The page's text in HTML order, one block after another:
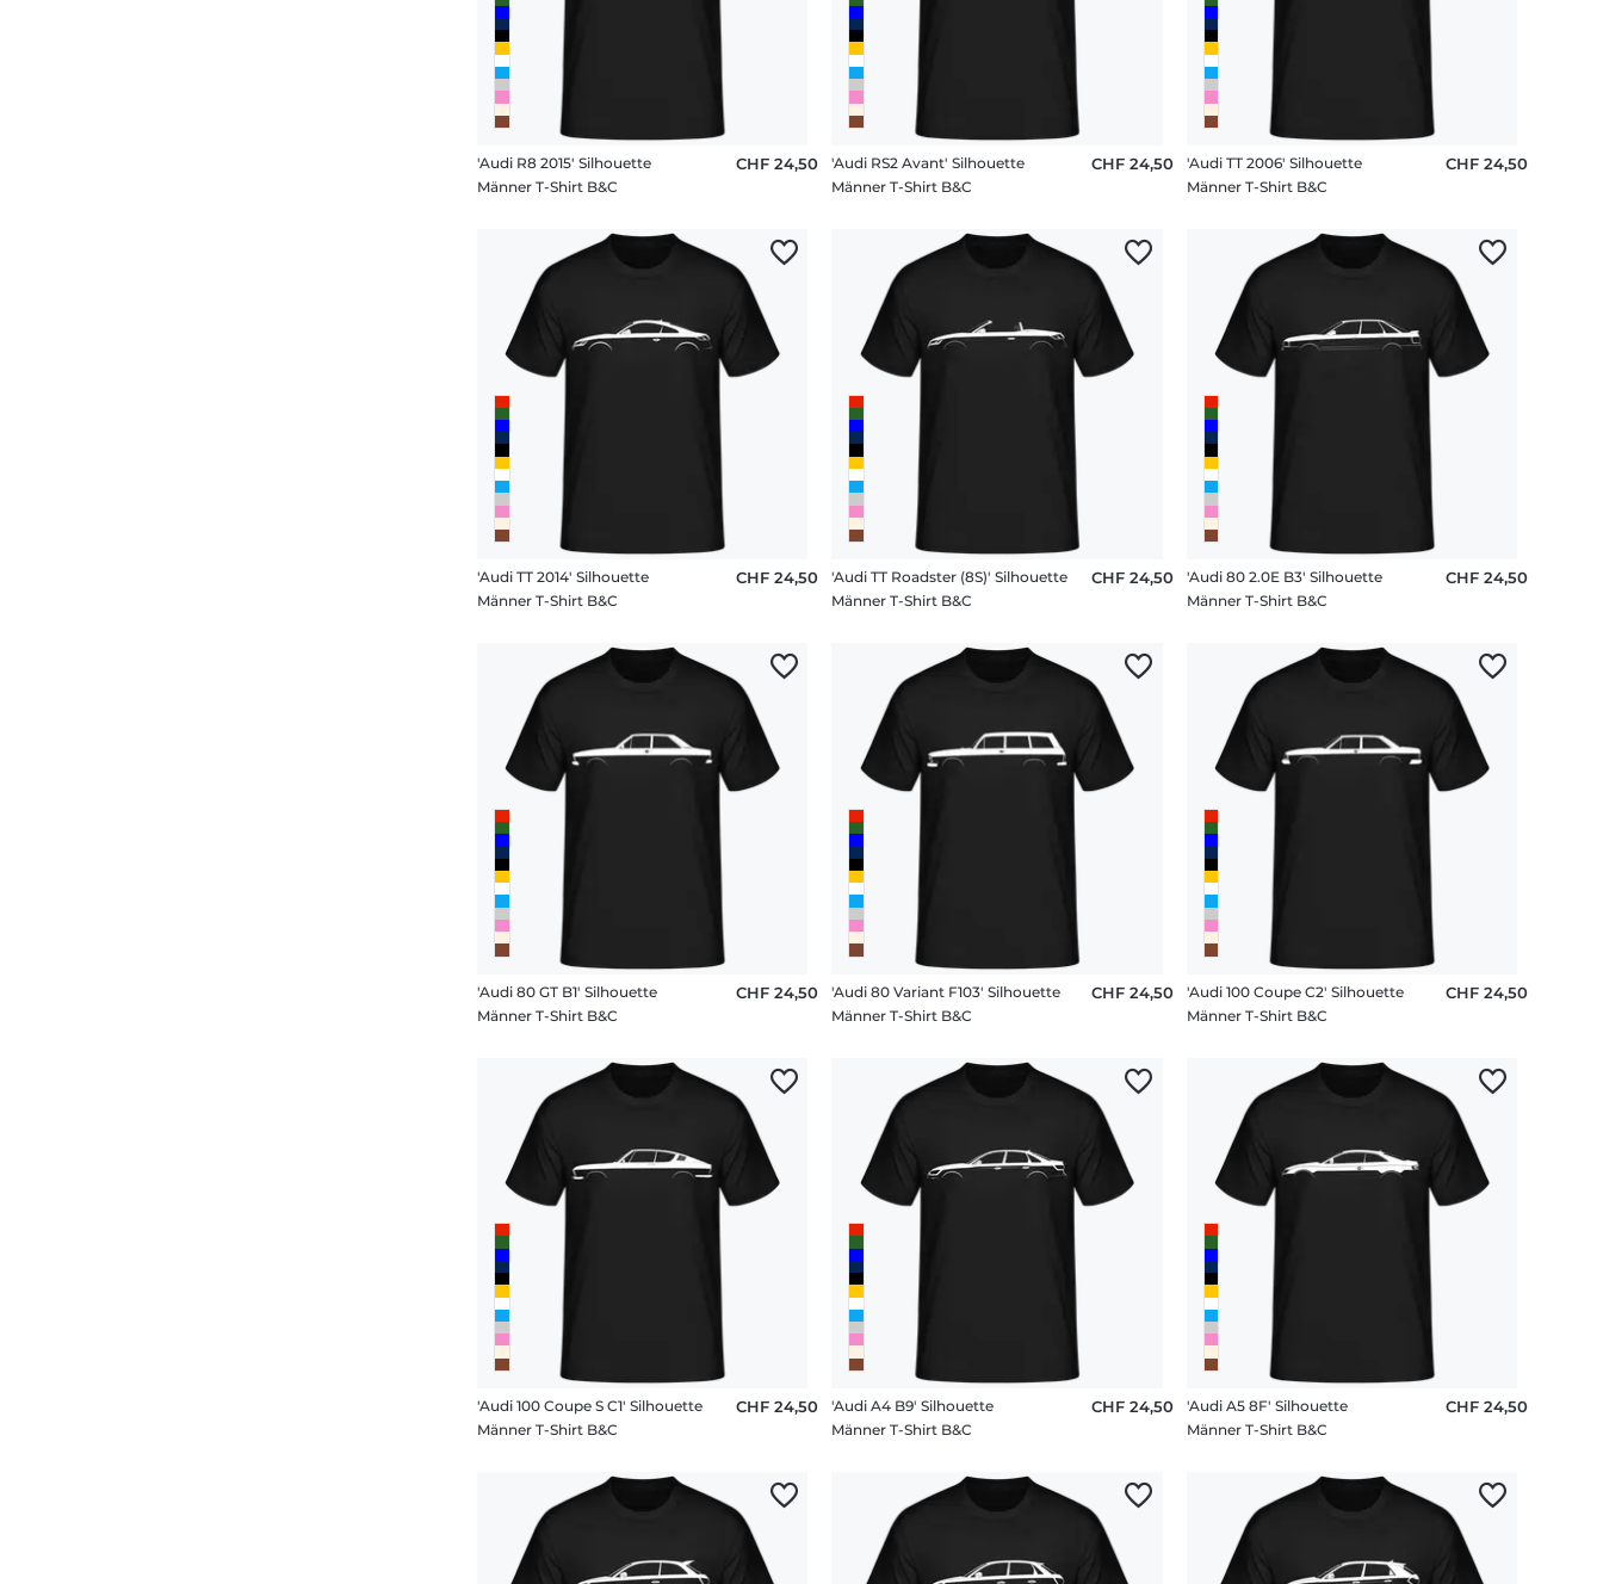
'Audi R8 2015' Silhouette
Männer T-Shirt B&C
CHF 24,50
'Audi RS2 Avant' Silhouette
Männer T-Shirt B&C
CHF 24,50
'Audi TT 2006' Silhouette
Männer T-Shirt B&C
CHF 24,50
'Audi TT 2014' Silhouette
Männer T-Shirt B&C
CHF 24,50
'Audi TT Roadster (8S)' Silhouette
Männer T-Shirt B&C
CHF 24,50
'Audi 80 2.0E B3' Silhouette
Männer T-Shirt B&C
CHF 24,50
'Audi 80 GT B1' Silhouette
Männer T-Shirt B&C
CHF 24,50
'Audi 80 Variant F103' Silhouette
Männer T-Shirt B&C
CHF 24,50
'Audi 100 Coupe C2' Silhouette
Männer T-Shirt B&C
CHF 24,50
'Audi 100 Coupe S C1' Silhouette
Männer T-Shirt B&C
CHF 24,50
'Audi A4 B9' Silhouette
Männer T-Shirt B&C
CHF 24,50
'Audi A5 8F' Silhouette
Männer T-Shirt B&C
CHF 24,50